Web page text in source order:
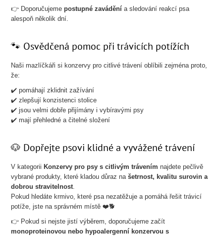
👉 Doporučujemepostupné zavádění a sledování reakcí psa
alespoň několik dní.
🐾 Osvědčená pomoc při trávicích potížích
Naši mazlíčkáři si konzervy pro citlivé trávení oblíbili zejména proto,
že:
✔️ pomáhají zklidnit zažívání
✔️ zlepšují konzistenci stolice
✔️ jsou velmi dobře přijímány i vybíravými psy
✔️ mají přehledné a čitelné složení
🐶 Dopřejte psovi klidné a vyvážené trávení
V kategorii Konzervy pro psy s citlivým trávením najdete pečlivě
vybrané produkty, které kladou důraz našetrnost, kvalitu surovin a
dobrou stravitelnost.
Pokud hledáte krmivo, které psa nezatěžuje a pomáhá řešit trávicí
potíže, jste na správném místě ❤️🐕
👉 Pokud si nejste jistí výběrem, doporučujeme začít
monoproteinovou nebo hypoalergenní konzervou s